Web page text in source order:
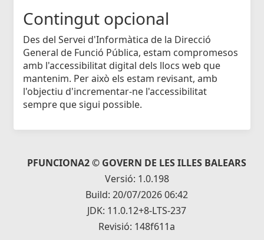
Contingut opcional
Des del Servei d'Informàtica de la Direcció
General de Funció Pública, estam compromesos
amb l'accessibilitat digital dels llocs web que
mantenim. Per això els estam revisant, amb
l'objectiu d'incrementar-ne l'accessibilitat
sempre que sigui possible.
PFUNCIONA2 © GOVERN DE LES ILLES BALEARS
Versió: 1.0.198
Build: 20/07/2026 06:42
JDK: 11.0.12+8-LTS-237
Revisió: 148f611a